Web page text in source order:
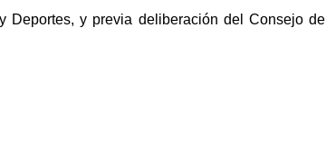
Deportes, y previa deliberación del Consejo de